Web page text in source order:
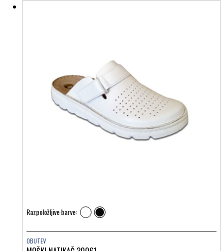
Razpoložljive barve:
OBUTEV